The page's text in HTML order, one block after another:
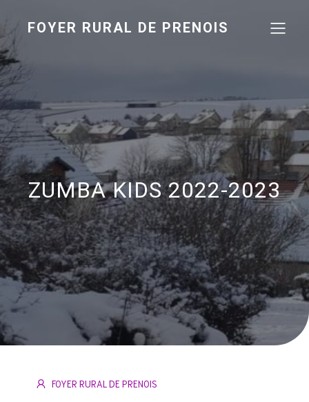
FOYER RURAL DE PRENOIS
ZUMBA KIDS 2022-2023
FOYER RURAL DE PRENOIS